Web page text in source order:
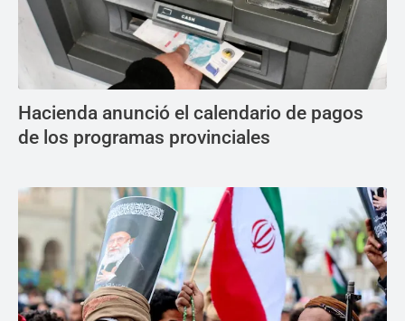
Hacienda anunció el calendario de pagos
de los programas provinciales